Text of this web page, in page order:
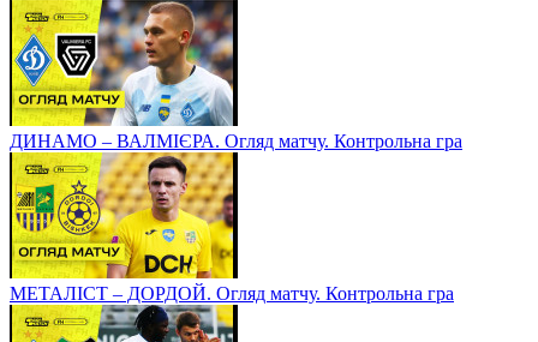
ДИНАМО – ВАЛМІЄРА. Огляд матчу. Контрольна гра
МЕТАЛІСТ – ДОРДОЙ. Огляд матчу. Контрольна гра